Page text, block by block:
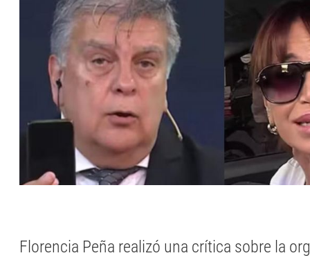
Florencia Peña realizó una crítica sobre la